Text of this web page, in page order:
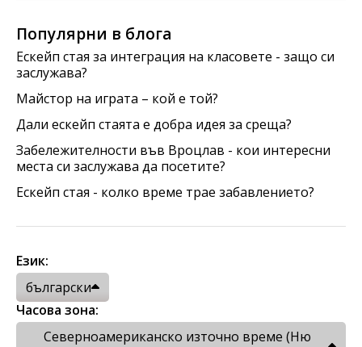
Популярни в блога
Ескейп стая за интеграция на класовете - защо си
заслужава?
Майстор на играта – кой е той?
Дали ескейп стаята е добра идея за среща?
Забележителности във Вроцлав - кои интересни
места си заслужава да посетите?
Ескейп стая - колко време трае забавлението?
Език:
български
Часова зона:
Северноамериканско източно време (Ню